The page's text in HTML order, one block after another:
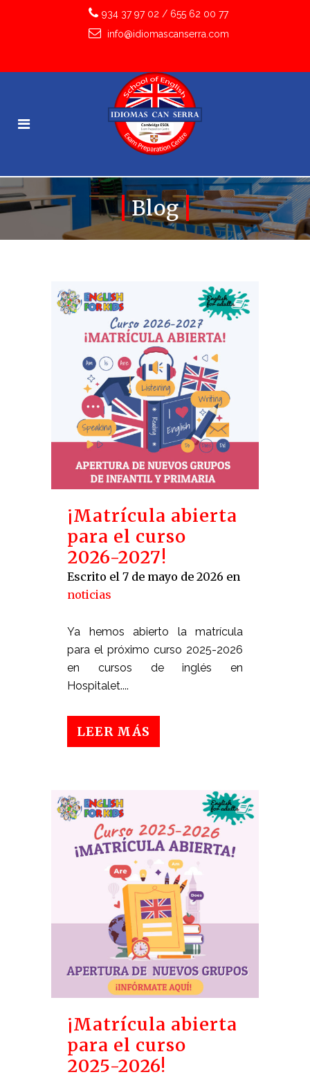
934 37 97 02 / 655 62 00 77
info@idiomascanserra.com
Blog
¡Matrícula abierta
para el curso
2026-2027!
Escrito el 7 de mayo de 2026 en
noticias
Ya hemos abierto la matrícula
para el próximo curso 2025-2026
en cursos de inglés en
Hospitalet....
LEER MÁS
¡Matrícula abierta
para el curso
2025-2026!